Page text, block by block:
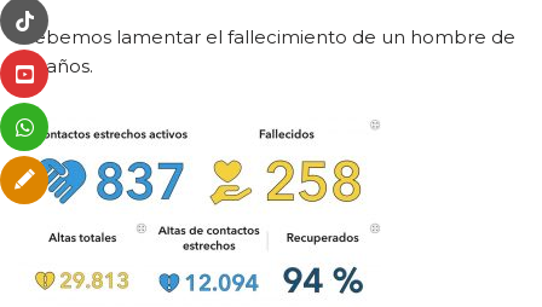
Debemos lamentar el fallecimiento de un hombre de
64 años.